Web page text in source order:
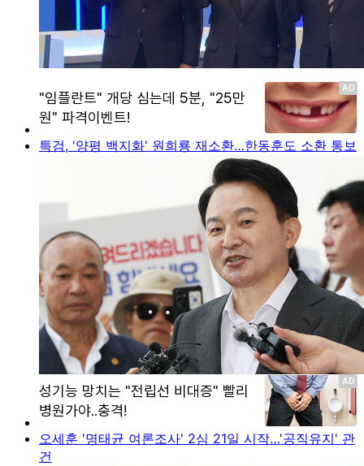
특검, '양평 백지화' 원희룡 재소환…한동훈도 소환 통보
오세훈 '명태균 여론조사' 2심 21일 시작…'공직유지' 관
건